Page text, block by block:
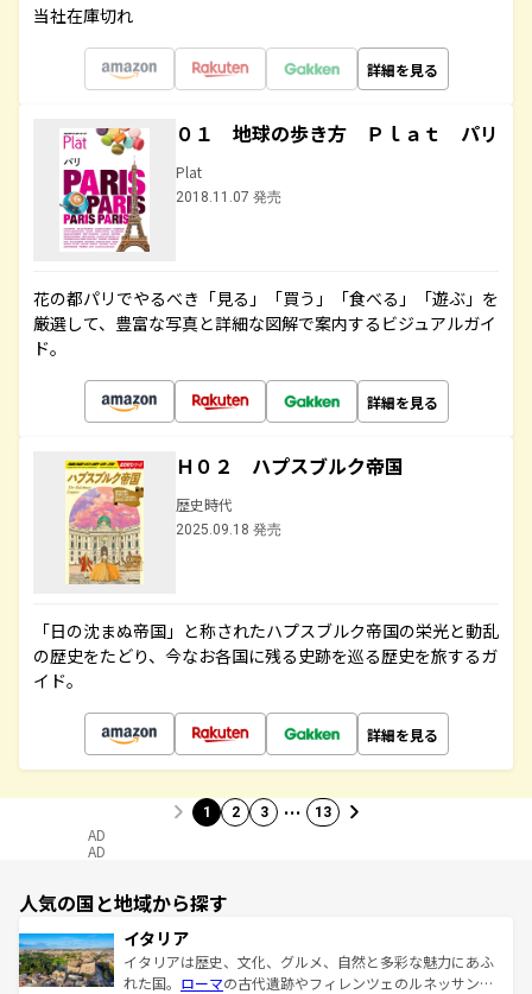
当社在庫切れ
詳細を見る
０１ 地球の歩き方 Ｐｌａｔ パリ
Plat
2018.11.07 発売
花の都パリでやるべき「見る」「買う」「食べる」「遊ぶ」を
厳選して、豊富な写真と詳細な図解で案内するビジュアルガイ
ド。
詳細を見る
Ｈ０２ ハプスブルク帝国
歴史時代
2025.09.18 発売
「日の沈まぬ帝国」と称されたハプスブルク帝国の栄光と動乱
の歴史をたどり、今なお各国に残る史跡を巡る歴史を旅するガ
イド。
詳細を見る
1 2 3 … 13
AD
AD
人気の国と地域から探す
イタリア
イタリアは歴史、文化、グルメ、自然と多彩な魅力にあふ
れた国。 ローマの古代遺跡やフィレンツェのルネッサンス